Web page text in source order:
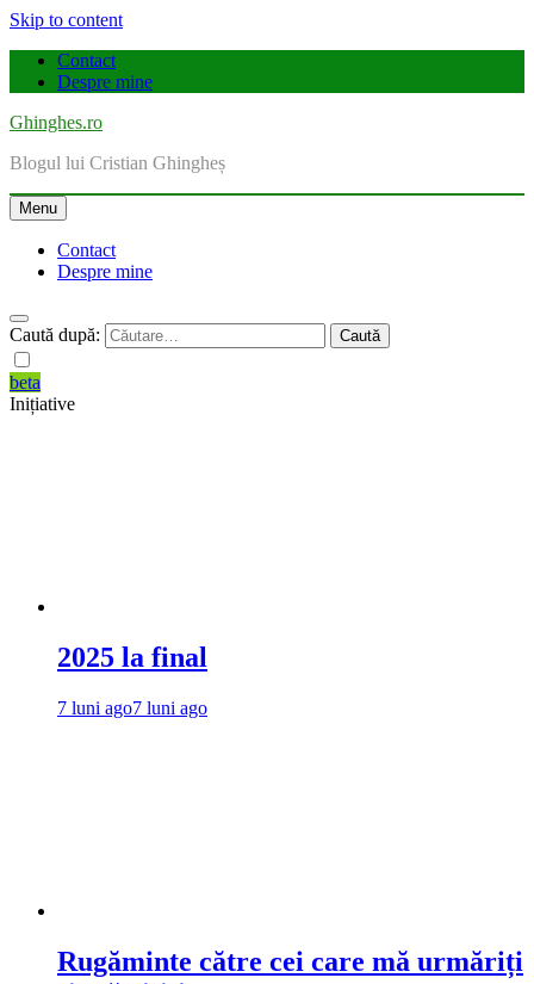
Skip to content
Contact
Despre mine
Ghinghes.ro
Blogul lui Cristian Ghingheș
Menu
Contact
Despre mine
Caută după:
beta
Inițiative
2025 la final
7 luni ago7 luni ago
Rugăminte către cei care mă urmăriți